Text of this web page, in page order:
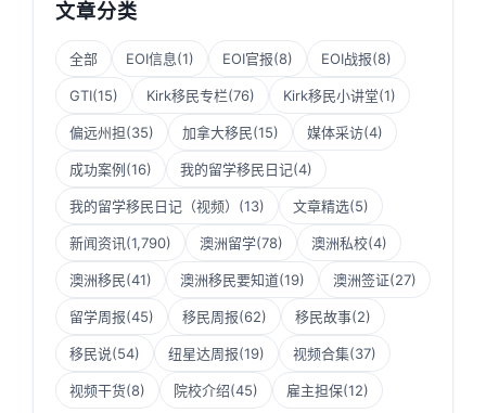
文章分类
全部 EOI信息(1) EOI官报(8) EOI战报(8)
GTI(15) Kirk移民专栏(76) Kirk移民小讲堂(1)
偏远州担(35) 加拿大移民(15) 媒体采访(4)
成功案例(16) 我的留学移民日记(4)
我的留学移民日记（视频） (13) 文章精选(5)
新闻资讯(1,790) 澳洲留学(78) 澳洲私校(4)
澳洲移民(41) 澳洲移民要知道(19) 澳洲签证(27)
留学周报(45) 移民周报(62) 移民故事(2)
移民说(54) 纽星达周报(19) 视频合集(37)
视频干货(8) 院校介绍(45) 雇主担保(12)